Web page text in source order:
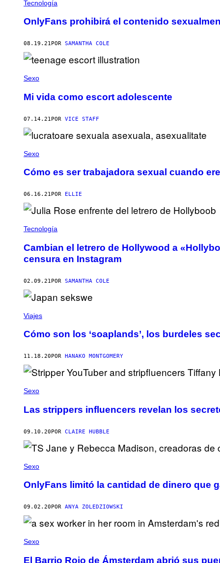
Tecnología
OnlyFans prohibirá el contenido
08.19.21 POR SAMANTHA COLE
Sexo
Mi vida como escort adolescente
07.14.21 POR VICE STAFF
Sexo
Cómo es ser trabajadora sexual cuando
06.16.21 POR ELLIE
Tecnología
Cambian el letrero de Hollywood a
censura en Instagram
02.09.21POR SAMANTHA COLE
Viajes
Cómo son los ‘soaplands’, los burdeles
11.18.20 POR HANAKO MONTGOMERY
Sexo
Las strippers influencers revelan los
09.10.20POR CLAIRE HUBBLE
Sexo
OnlyFans limitó la cantidad de dinero que
09.02.20 POR ANYA ZOLEDZIOWSKI
Sexo
El Barrio Rojo de Ámsterdam abrió sus